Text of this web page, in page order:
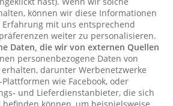
können wir diese Informationen
mit uns entsprechend
weiter zu personalisieren.
Daten, die wir von externen Quellen
personenbezogene Daten von
darunter Werbenetzwerke
wie Facebook, oder
und Lieferdienstanbieter, die sich